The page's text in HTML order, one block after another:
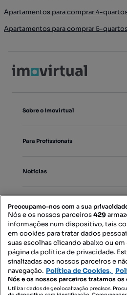
Apartamentos para comprar 4-
Apartamentos para comprar 5-
Sobre o Imovirtual
Para Profissionais
Notícias
Mapa do Site
Contacte-nos
Preocupamo-nos com a sua
Nós e os nossos parceiros429
informações num dispositivo, tais
em cookies para tratar dados
suas escolhas clicando abaixo ou
página da política de privacidade.
sinalizadas aos nossos parceiros e
navegação. Política de Cookies,
Nós e os nossos parceiros tratamos
Utilizar dados de geolocalização precisos.